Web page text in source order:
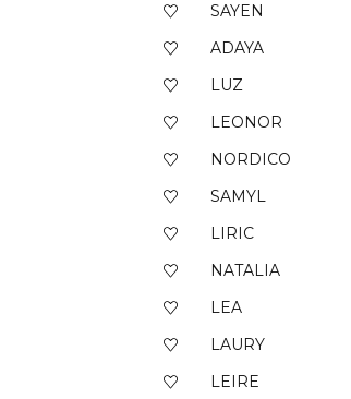
SAYEN
ADAYA
LUZ
LEONOR
NORDICO
SAMYL
LIRIC
NATALIA
LEA
LAURY
LEIRE